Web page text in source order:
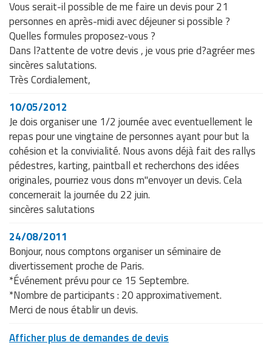
Vous serait-il possible de me faire un devis pour 21
personnes en après-midi avec déjeuner si possible ?
Quelles formules proposez-vous ?
Dans l?attente de votre devis , je vous prie d?agréer mes
sincères salutations.
Très Cordialement,
10/05/2012
Je dois organiser une 1/2 journée avec eventuellement le
repas pour une vingtaine de personnes ayant pour but la
cohésion et la convivialité. Nous avons déjà fait des rallys
pédestres, karting, paintball et recherchons des idées
originales, pourriez vous dons m"envoyer un devis. Cela
concernerait la journée du 22 juin.
sincères salutations
24/08/2011
Bonjour, nous comptons organiser un séminaire de
divertissement proche de Paris.
*Événement prévu pour ce 15 Septembre.
*Nombre de participants : 20 approximativement.
Merci de nous établir un devis.
Afficher plus de demandes de devis